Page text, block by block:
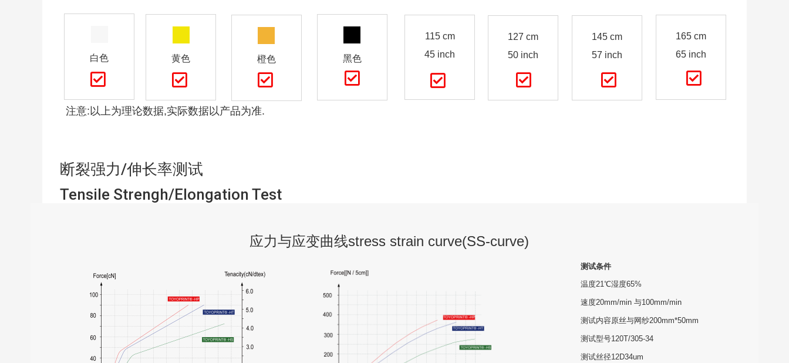
白色 黄色 橙色 黑色
115 cm
45 inch
127 cm
50 inch
145 cm
57 inch
165 cm
65 inch
注意:以上为理论数据,实际数据以产品为准.
断裂强力/伸长率测试
Tensile Strengh/Elongation Test
应力与应变曲线stress strain curve(SS-curve)
测试条件
温度21℃湿度65%
速度20mm/min 与100mm/min
测试内容原丝与网纱200mm*50mm
测试型号120T/305-34
测试丝径12D34um